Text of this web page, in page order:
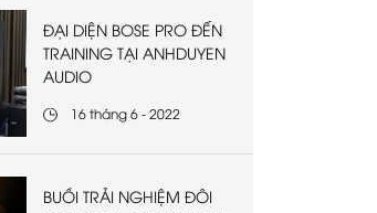
ĐẠI DIỆN BOSE PRO ĐẾN
TRAINING TẠI ANHDUYEN
AUDIO
16 tháng 6 - 2022
BUỔI TRẢI NGHIỆM ĐÔI